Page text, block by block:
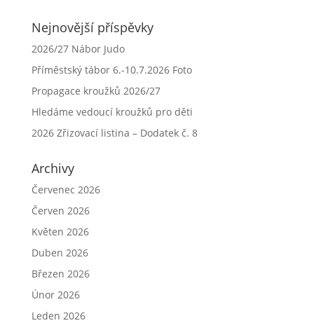
Nejnovější příspěvky
2026/27 Nábor Judo
Příměstský tábor 6.-10.7.2026 Foto
Propagace kroužků 2026/27
Hledáme vedoucí kroužků pro děti
2026 Zřizovací listina – Dodatek č. 8
Archivy
Červenec 2026
Červen 2026
Květen 2026
Duben 2026
Březen 2026
Únor 2026
Leden 2026